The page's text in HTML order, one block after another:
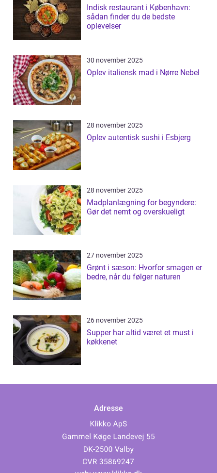
Indisk restaurant i København:
sådan finder du de bedste
oplevelser
30 november 2025
Oplev italiensk mad i Nørre Nebel
28 november 2025
Oplev autentisk sushi i Esbjerg
28 november 2025
Madplanlægning for begyndere:
Gør det nemt og overskueligt
27 november 2025
Grønt i sæson: Hvorfor smagen er
bedre, når du følger naturen
26 november 2025
Supper har altid været et must i
køkkenet
Adresse